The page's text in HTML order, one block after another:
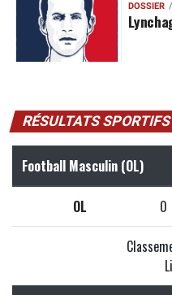
DOSSIER
RÉSULTATS SPORTIFS
Football Masculin (OL)
OL 0